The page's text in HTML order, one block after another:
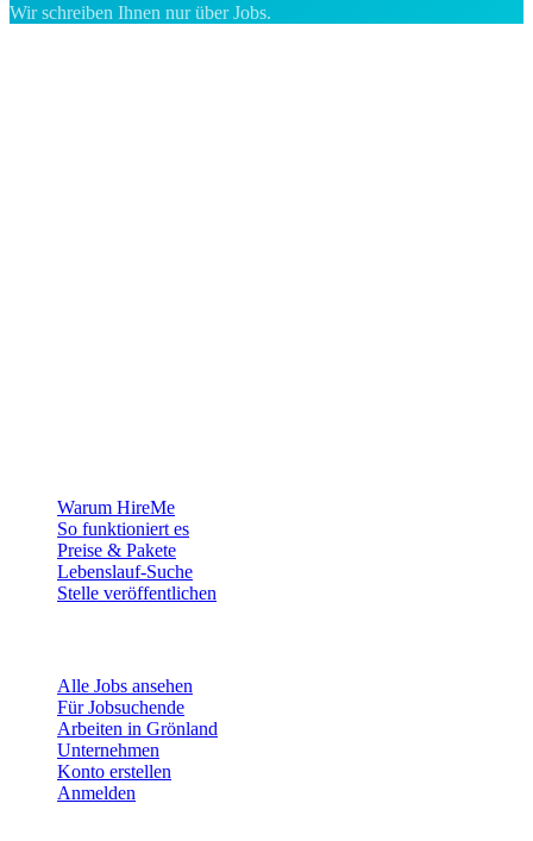
Wir schreiben Ihnen nur über Jobs.
Warum HireMe
So funktioniert es
Preise & Pakete
Lebenslauf-Suche
Stelle veröffentlichen
Alle Jobs ansehen
Für Jobsuchende
Arbeiten in Grönland
Unternehmen
Konto erstellen
Anmelden